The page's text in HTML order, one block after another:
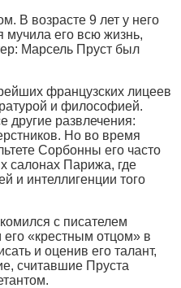
В возрасте 9 лет у него
мучила его всю жизнь,
Марсель Пруст был
французских лицеев
и философией.
другие развлечения:
Но во время
Сорбонны его часто
салонах Парижа, где
и интеллигенции того
с писателем
«крестным отцом» в
и оценив его талант,
считавшие Пруста